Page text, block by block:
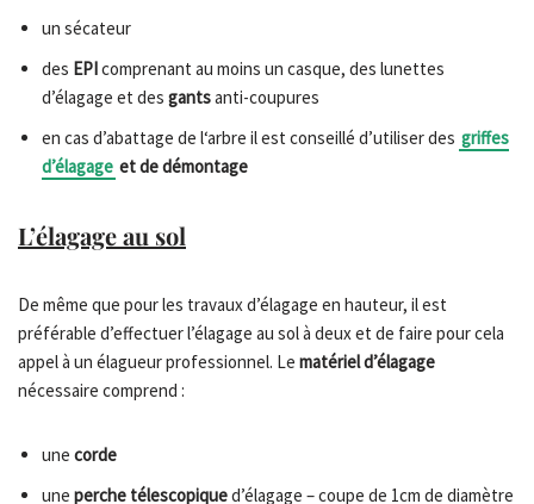
un sécateur
des EPIcomprenant au moins un casque, des lunettes
d’élagage et des gantsanti-coupures
en cas d’abattage de l‘arbre il est conseillé d’utiliser des griffes
d’élagage et de démontage
L’élagage au sol
De même que pour les travaux d’élagage en hauteur, il est
préférable d’effectuer l’élagage au sol à deux et de faire pour cela
appel à un élagueur professionnel. Le matériel d’élagage
nécessaire comprend :
une corde
une perche télescopiqued’élagage – coupe de 1cm de diamètre